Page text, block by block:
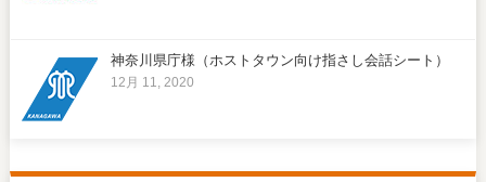
神奈川県庁様（ホストタウン向け指さし会話シート）
12月 11, 2020